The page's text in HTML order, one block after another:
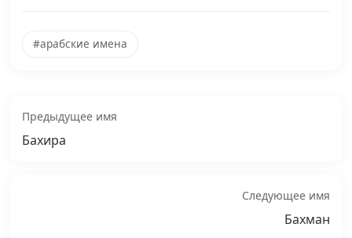
#арабские имена
Предыдущее имя
Бахира
Следующее имя
Бахман